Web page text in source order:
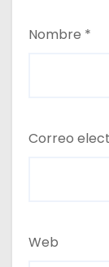
Nombre *
Correo
Web